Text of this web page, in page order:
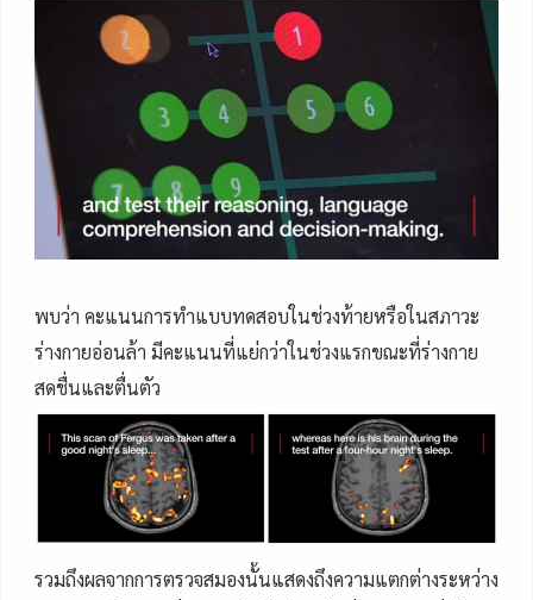
พบว่า คะแนนการทำแบบทดสอบในช่วงท้ายหรือในสภาวะ
ร่างกายอ่อนล้า มีคะแนนที่แย่กว่าในช่วงแรกขณะที่ร่างกาย
สดชื่นและตื่นตัว
รวมถึงผลจากการตรวจสมองนั้นแสดงถึงความแตกต่างระหว่าง